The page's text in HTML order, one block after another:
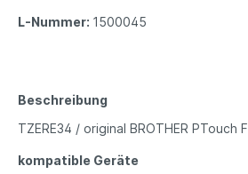
L-Nummer: 1500045
Beschreibung
TZERE34 / original BROTHER PTouch
kompatible Geräte